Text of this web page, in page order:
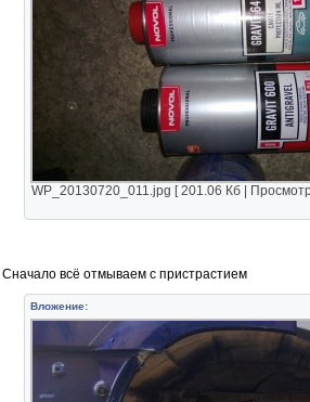
WP_20130720_011.jpg [ 201.06 Кб |
Сначало всё отмываем с пристрастием
Вложение: